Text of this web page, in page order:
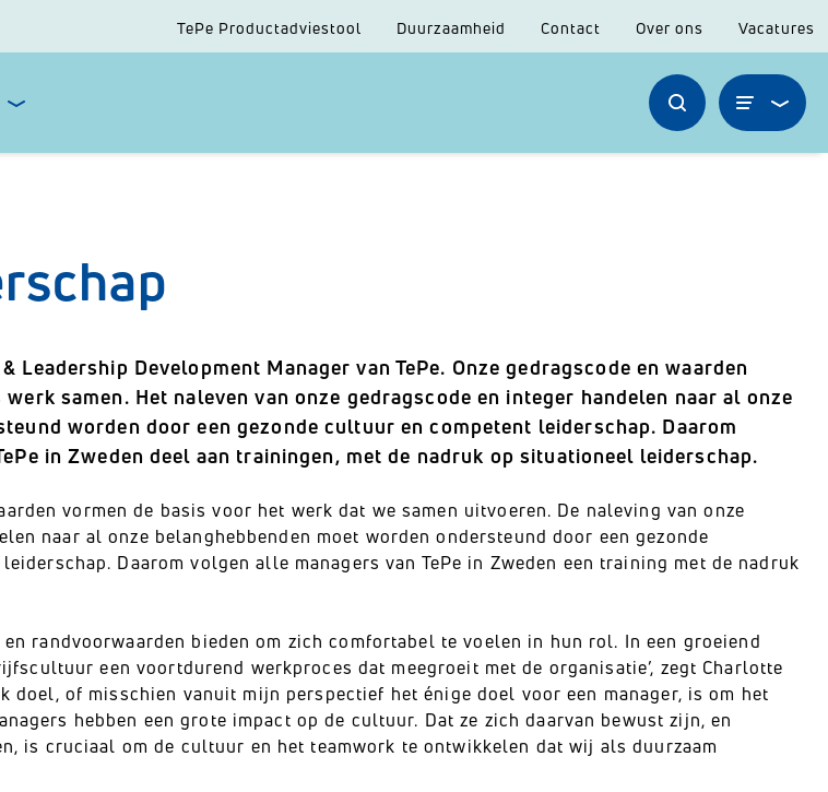
TePe Productadviestool Duurzaamheid Contact Over ons Vacatures
Leadership Development Manager van TePe. Onze gedragscode en waarden
samen. Het naleven van onze gedragscode en integer handelen naar al onze
worden door een gezonde cultuur en competent leiderschap. Daarom
in Zweden deel aan trainingen, met de nadruk op situationeel leiderschap.
vormen de basis voor het werk dat we samen uitvoeren. De naleving van onze
naar al onze belanghebbenden moet worden ondersteund door een gezonde
Daarom volgen alle managers van TePe in Zweden een training met de nadruk
randvoorwaarden bieden om zich comfortabel te voelen in hun rol. In een groeiend
een voortdurend werkproces dat meegroeit met de organisatie’, zegt Charlotte
doel, of misschien vanuit mijn perspectief het énige doel voor een manager, is om het
hebben een grote impact op de cultuur. Dat ze zich daarvan bewust zijn, en
is cruciaal om de cultuur en het teamwork te ontwikkelen dat wij als duurzaam